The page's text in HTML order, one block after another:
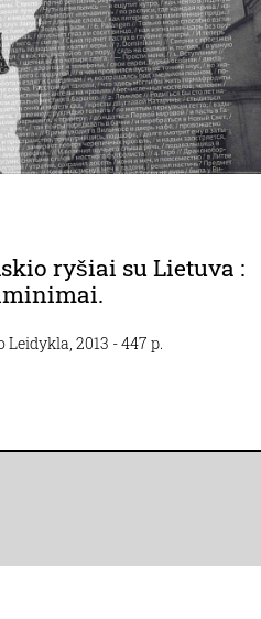
ryšiai su Lietuva :
Leidykla, 2013 - 447 p.